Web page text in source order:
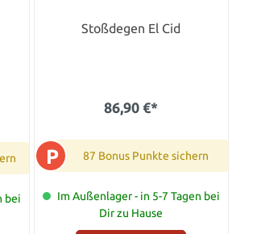
bei
Stoßdegen El Cid
86,90 €*
P 87 Bonus Punkte sichern
Im Außenlager - in 5-7 Tagen bei
Dir zu Hause